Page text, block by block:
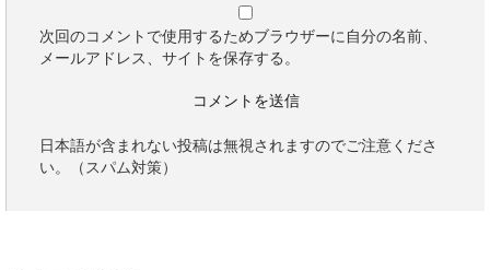
次回のコメントで使用するためブラウザーに自分の名前、
メールアドレス、サイトを保存する。
日本語が含まれない投稿は無視されますのでご注意くださ
い。（スパム対策）